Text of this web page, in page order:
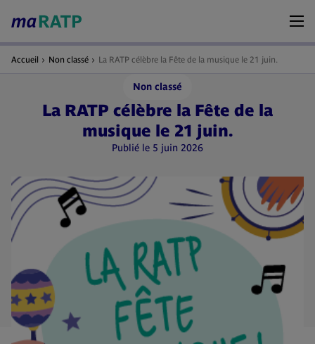
Accueil Non classé La RATP célèbre la Fête de la musique le 21 juin.
Non classé
La RATP célèbre la Fête de la
musique le 21 juin.
Publié le 5 juin 2026